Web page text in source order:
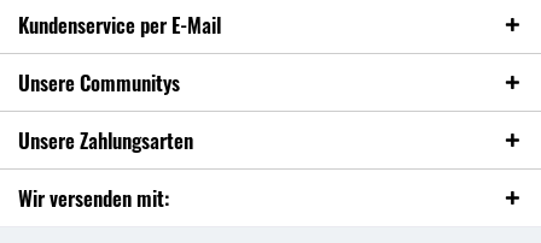
Kundenservice per E-Mail
Unsere Communitys
Unsere Zahlungsarten
Wir versenden mit: